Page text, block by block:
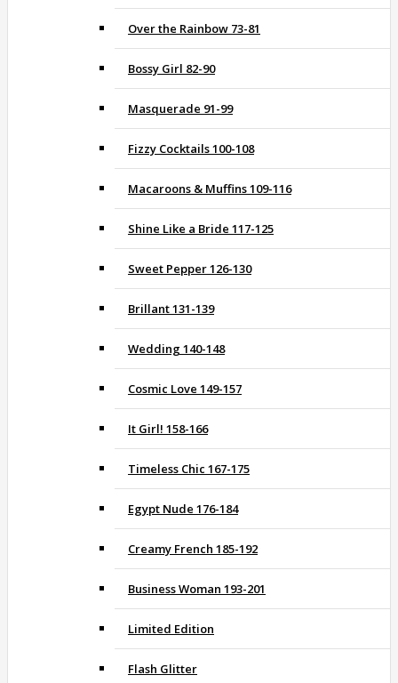
Over the Rainbow 73-81
Bossy Girl 82-90
Masquerade 91-99
Fizzy Cocktails 100-108
Macaroons & Muffins 109-116
Shine Like a Bride 117-125
Sweet Pepper 126-130
Brillant 131-139
Wedding 140-148
Cosmic Love 149-157
It Girl! 158-166
Timeless Chic 167-175
Egypt Nude 176-184
Creamy French 185-192
Business Woman 193-201
Limited Edition
Flash Glitter